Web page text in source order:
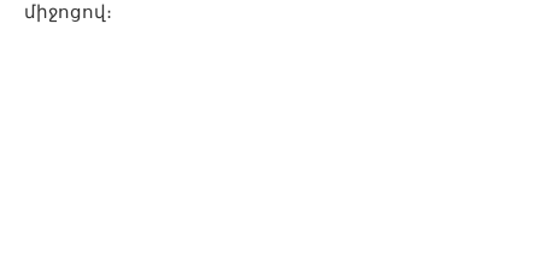
միջոցով։